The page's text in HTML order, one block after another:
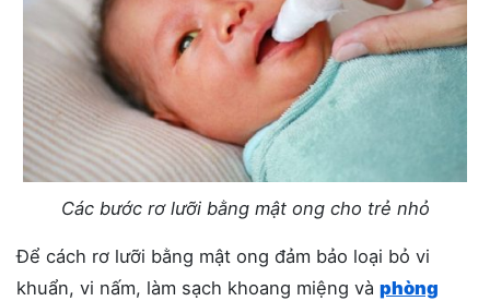
Các bước rơ lưỡi bằng mật ong cho trẻ nhỏ
Để cách rơ lưỡi bằng mật ong đảm bảo loại bỏ vi
khuẩn, vi nấm, làm sạch khoang miệng và phòng